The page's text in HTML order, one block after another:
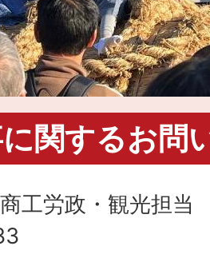
関するお問
工労政・観光担当